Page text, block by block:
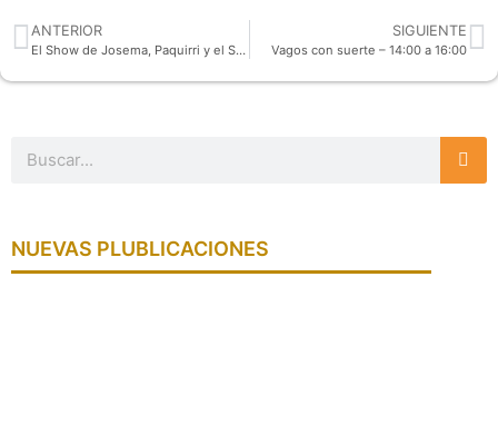
ANTERIOR
El Show de Josema, Paquirri y el Shafa – 16:00 a 18:00
SIGUIENTE
Vagos con suerte – 14:00 a 16:00
NUEVAS PLUBLICACIONES